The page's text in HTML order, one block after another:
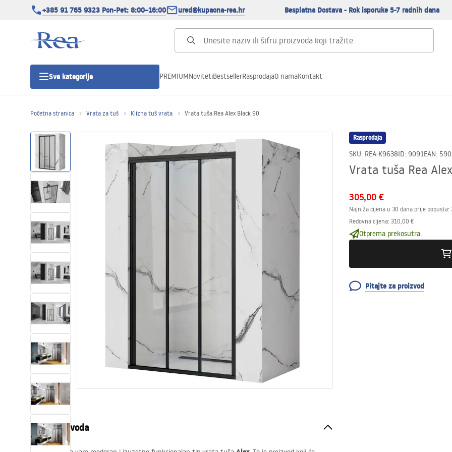
+385 91 765 9323 Pon-Pet: 8:00–16:00 ured@kupaona-rea.hr Besplatna Dostava - Rok isporuke 5-7 radnih dana
Sve kategorije
Tuš vrata
Tuš kade
Tuš Kanalice
WC školjke
Umivaonici
Kade i paravani
Miješalice, pipe, slavine
Tuševi
Kuhinja
PREMIUMNovitetiBestsellerRasprodajaO namaKontakt
Početna stranica Vrata za tuš Klizna tuš vrata Vrata tuša Rea Alex Black 90
Rasprodaja
SKU: REA-K9638ID: 9091EAN:
Vrata tuša Rea
305,00 €
Najniža cijena u 30 dana prije popusta:
Redovna cijena: 310,00 €
Otprema prekosutra.
Pitajte za proizvod
Opis proizvoda